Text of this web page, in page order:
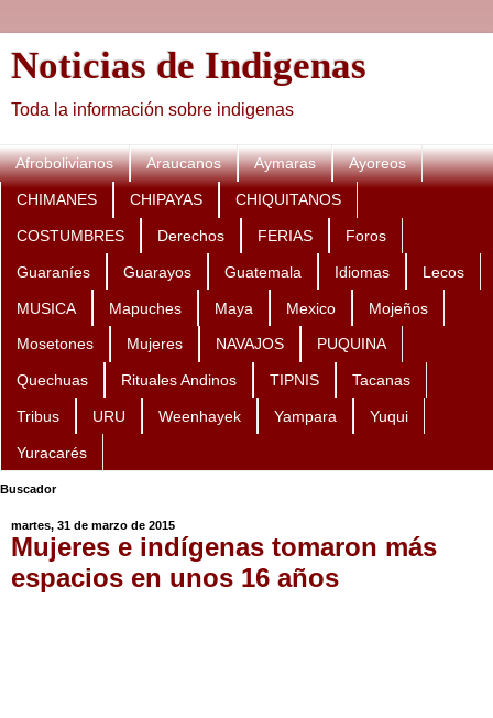
Noticias de Indigenas
Toda la información sobre indigenas
Afrobolivianos Araucanos Aymaras Ayoreos
CHIMANES CHIPAYAS CHIQUITANOS
COSTUMBRES Derechos FERIAS Foros
Guaraníes Guarayos Guatemala Idiomas Lecos
MUSICA Mapuches Maya Mexico Mojeños
Mosetones Mujeres NAVAJOS PUQUINA
Quechuas Rituales Andinos TIPNIS Tacanas
Tribus URU Weenhayek Yampara Yuqui
Yuracarés
Buscador
martes, 31 de marzo de 2015
Mujeres e indígenas tomaron más
espacios en unos 16 años